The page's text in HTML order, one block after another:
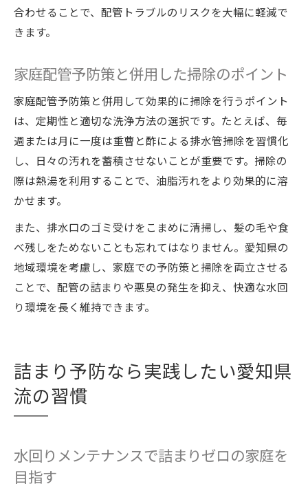
合わせることで、配管トラブルのリスクを大幅に軽減で
きます。
家庭配管予防策と併用した掃除のポイント
家庭配管予防策と併用して効果的に掃除を行うポイント
は、定期性と適切な洗浄方法の選択です。たとえば、毎
週または月に一度は重曹と酢による排水管掃除を習慣化
し、日々の汚れを蓄積させないことが重要です。掃除の
際は熱湯を利用することで、油脂汚れをより効果的に溶
かせます。
また、排水口のゴミ受けをこまめに清掃し、髪の毛や食
べ残しをためないことも忘れてはなりません。愛知県の
地域環境を考慮し、家庭での予防策と掃除を両立させる
ことで、配管の詰まりや悪臭の発生を抑え、快適な水回
り環境を長く維持できます。
詰まり予防なら実践したい愛知県
流の習慣
水回りメンテナンスで詰まりゼロの家庭を
目指す